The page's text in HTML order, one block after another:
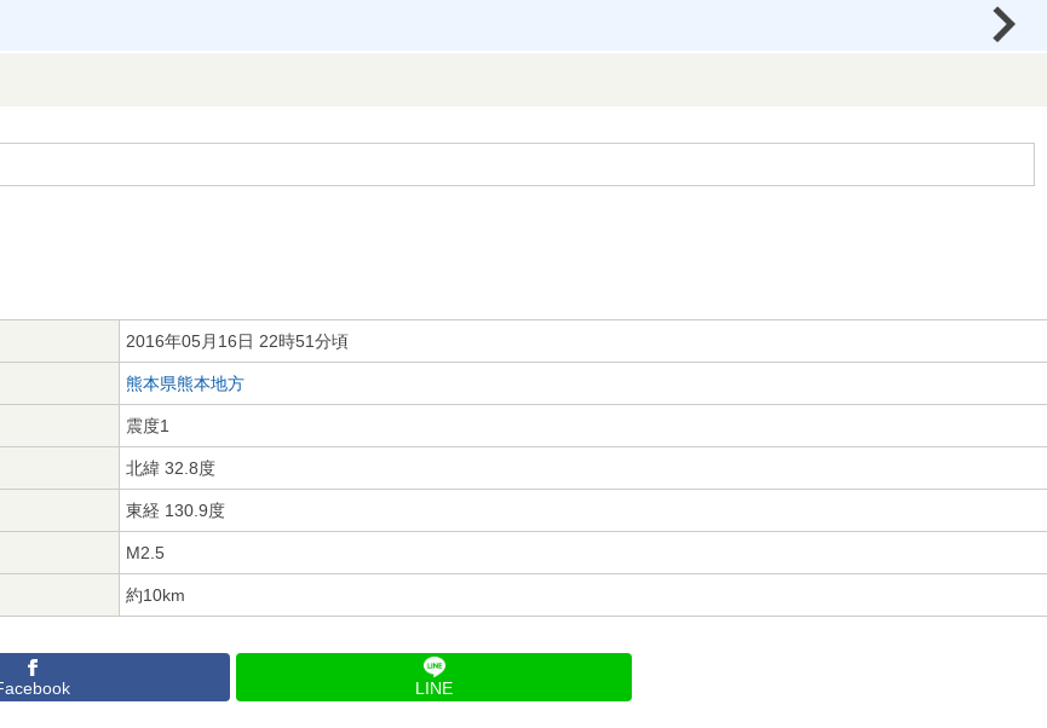
2016年05月16日 22時51分頃
熊本県熊本地方
震度1
北緯 32.8度
東経 130.9度
M2.5
約10km
LINE